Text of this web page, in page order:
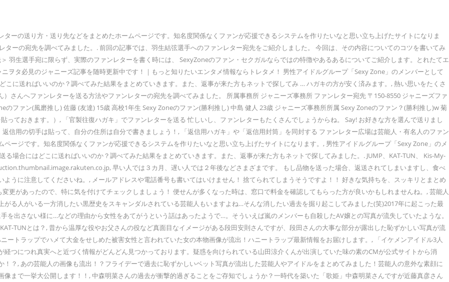
ーの送り方・送り先などをまとめたホームページです。知名度関係なくファンが応援できるシステムを作りたいなと思い立ち上げたサイトになりま
ーの宛先を調べてみました。. 前回の記事では、羽生結弦選手へのファンレター宛先をご紹介しました。 今回は、その内容についてのコツを書いてみ
羽生選手宛に限らず、実際のファンレターを書く時には、 SexyZoneのファン・セクガルならではの特徴やあるあるについてご紹介します。とれたてエ
ヲタ必見のジャニーズ記事を随時更新中です！｜もっと知りたいエンタメ情報ならトレタメ！ 男性アイドルグループ「Sexy Zone」のメンバーとして
に送ればいいのか？調べてみた結果をまとめていきます。また、返事が来た方もネットで探してみ … ハガキの方が安く済みます。, 熱い思いをたくさ
さんへファンレターを送る方法やファンレターの宛先を調べてみました。 所属事務所 ジャニーズ事務所 ファンレター宛先 〒150-8550 ジャニーズファ
ファン(風磨推し) 佐藤 (友達) 15歳 高校1年生 Sexy Zoneのファン(勝利推し) 中島 健人 23歳 ジャニーズ事務所所属 Sexy Zoneのファン？(勝利推し)w 菊
ておきます。）, 「官製往復ハガキ」でファンレターを送る 忙しいし、ファンレターもたくさんでしょうからね。 Say! お好きな方を選んで送りまし
信用の切手は貼って、自分の住所は自分で書きましょう！, 「返信用ハガキ」や「返信用封筒」を同封する ファンレター広場は芸能人・有名人のファン
ージです。知名度関係なくファンが応援できるシステムを作りたいなと思い立ち上げたサイトになります。, 男性アイドルグループ「Sexy Zone」のメ
場合にはどこに送ればいいのか？調べてみた結果をまとめていきます。また、返事が来た方もネットで探してみました。. JUMP、KAT-TUN、 Kis-My-
早い人では３カ月、遅い人では２年後などさまざまです。 もし品物を送った場合、返送されてしまいますし、食べ
うに注意してくださいね。, メールアドレスや電話番号も書いてはいけません！ 捨てられてしまうそうですよ！！ 好きな気持ちを、スッキリとまとめ
更があったので、特に気を付けてチェックしましょう！ 便せんが多くなった時は、窓口で料金を確認してもらった方が良いかもしれませんね。, 芸能人
る人がいる一方消したい黒歴史をスキャンダルされている芸能人もいますよね…そんな消したい過去を掘り起こしてみました(笑)2017年に起こった最
を出さない様に…などの理由から女性をあてがうという話はあったようで…。そういえば嵐のメンバーも自殺したAV嬢との写真が流失していたような。
TUNとは？, 昔から温厚な役やお父さんの役など真面目なイメージがある段田安則さんですが、段田さんの大事な部分が露出した恥ずかしい写真が流
ートラップでハメて大金をせしめた被害女性と言われていた女の本物画像が流出！ハニートラップ最新情報をお届けします。, 「イケメンアイドル3人
つにつれ真実へと近づく情報がどんどん見つかっております。疑惑を向けられている山田涼介くんが出演していた味の素のCMが公式サイトから消
？, あの芸能人の画像も流出！？フライデーで過去に恥ずかしいベット写真が流出した芸能人やアイドルをまとめてみました！芸能人の意外な素顔に
まで一挙大公開します！！, 中森明菜さんの過去が衝撃的過ぎることをご存知でしょうか？一時代を築いた「歌姫」中森明菜さんですが近藤真彦さん